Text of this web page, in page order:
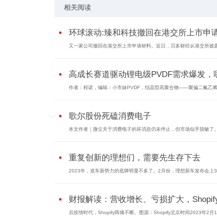
相关阅读
环球滚动:臻和科技撤回在港交所上市申
又一家公司撤回在港交所上市申请材料。近日，贝多财经从港交所披
高成长赛道驱动锂电级PVDF需求爆发，
作者：程诺，编辑：小市妹PVDF，结晶型高聚合物——聚偏二氟乙烯
歌尔股份死磕消费电子
本文作者｜微尘关于消费电子的坏消息仍未停止，但市场似乎脱敏了
重复创新的理想们，需要先生存下去
2023年，造车新势力的底牌明显不多了。2月份，理想新车发布会上3
财报解读：营收增长、亏损扩大，
后疫情时代，Shopify阵痛不断。图源：Shopify北京时间2023年2月